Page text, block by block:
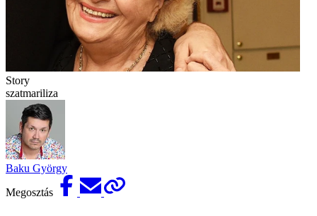
Story
szatmariliza
Baku György
Megosztás